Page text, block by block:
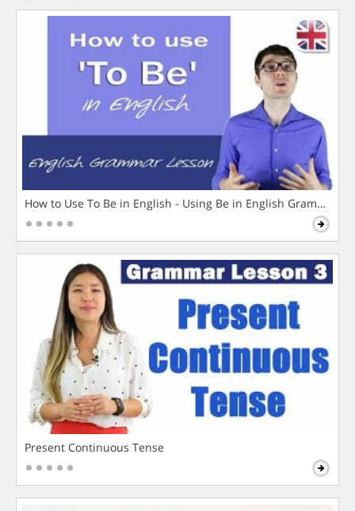
How to Use To Be in English - Using Be in English Grammar
Present Continuous Tense